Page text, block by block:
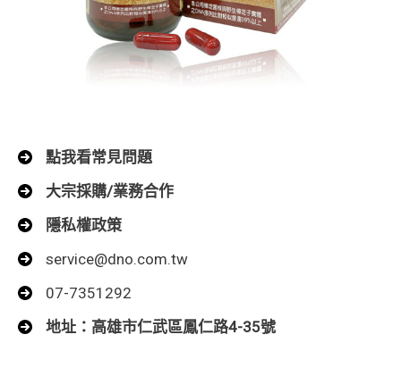
點我看常見問題
大宗採購/業務合作
隱私權政策
service@dno.com.tw
07-7351292
地址：高雄市仁武區鳳仁路4-35號